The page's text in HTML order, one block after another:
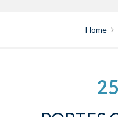
Home